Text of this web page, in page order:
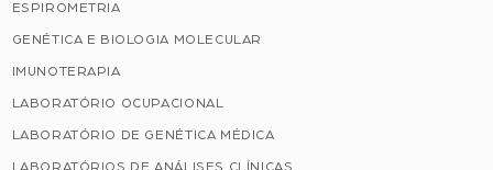
ESPIROMETRIA
GENÉTICA E BIOLOGIA MOLECULAR
IMUNOTERAPIA
LABORATÓRIO OCUPACIONAL
LABORATÓRIO DE GENÉTICA MÉDICA
LABORATÓRIOS DE ANÁLISES CLÍNICAS